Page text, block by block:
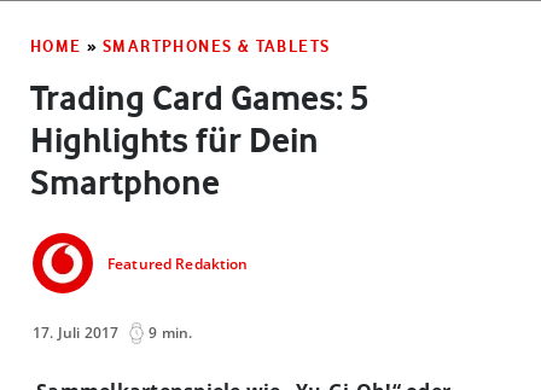
HOME » SMARTPHONES & TABLETS
Trading Card Games: 5
Highlights für Dein
Smartphone
Featured Redaktion
17. Juli 2017 9 min.